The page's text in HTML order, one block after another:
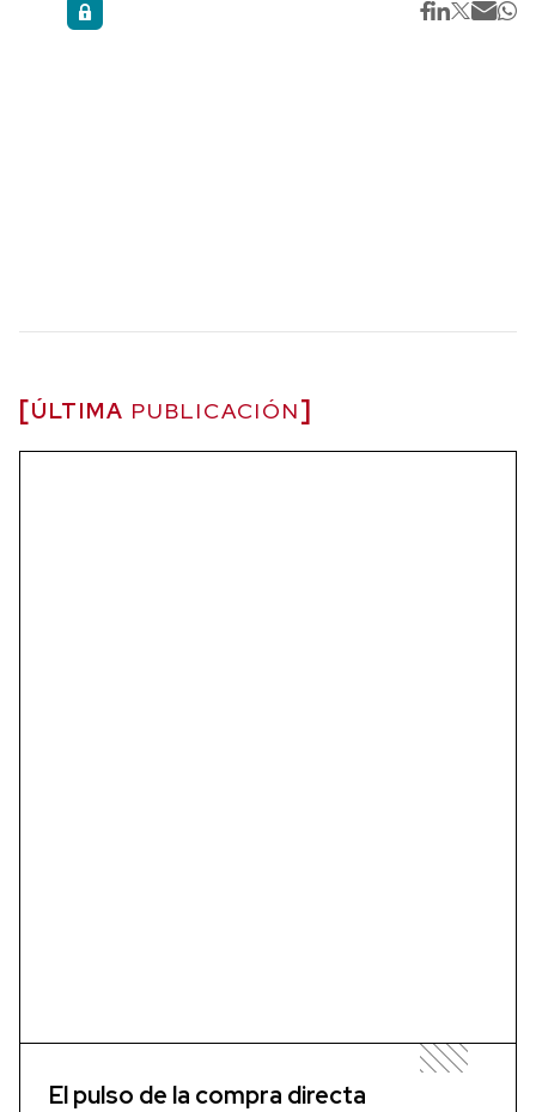
ÚLTIMA PUBLICACIÓN
El pulso de la compra directa